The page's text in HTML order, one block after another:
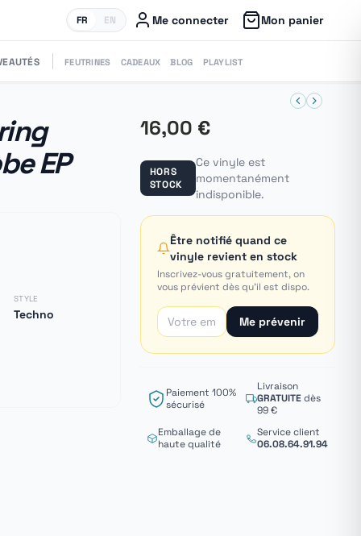
FR EN Me connecter Mon panier
FEUTRINES CADEAUX BLOG PLAYLIST
EP
STYLE
Techno
16,00 €
HORS
STOCK
Ce vinyle est
momentanément
indisponible.
Être notifié quand ce
vinyle revient en stock
Inscrivez-vous gratuitement, on
vous prévient dès qu'il est dispo.
Me prévenir
Paiement 100%
sécurisé
Livraison
GRATUITEdès
99 €
Emballage de
haute qualité
Service client
06.08.64.91.94